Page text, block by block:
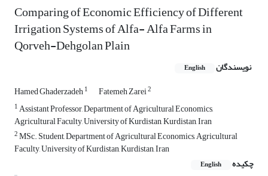
Comparing of Economic Efficiency of Different
Irrigation Systems of Alfa- Alfa Farms in
Qorveh-Dehgolan Plain
نویسندگان English
Hamed Ghaderzadeh1 Fatemeh Zarei2
1Assistant Professor, Department of Agricultural Economics,
Agricultural Faculty, University of Kurdistan, Kurdistan, Iran
2MSc. Student, Department of Agricultural Economics, Agricultural
Faculty, University of Kurdistan, Kurdistan, Iran
چکیده
English